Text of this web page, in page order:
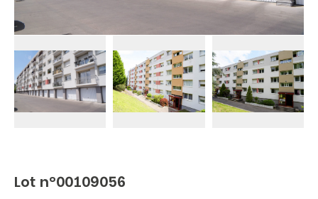
Lot n°00109056